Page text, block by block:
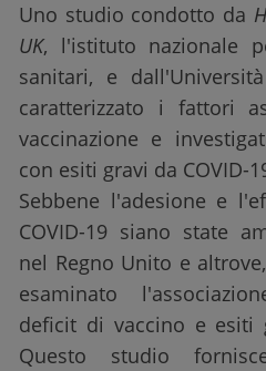
Uno studio condotto da
UK, l'istituto nazionale
sanitari, e
caratterizzato i fattori
vaccinazione e
con esiti gravi da COVID-
Sebbene l'adesione e
COVID-19 siano state
nel Regno Unito e
esaminato
deficit di vaccino e esiti
Questo studio